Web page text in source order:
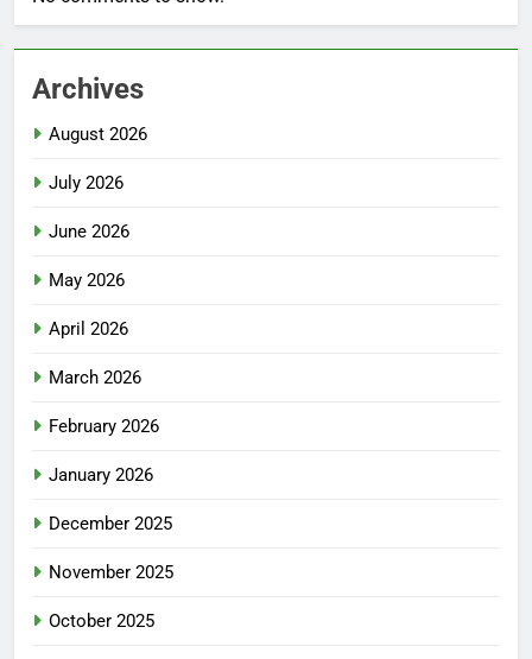
Archives
August 2026
July 2026
June 2026
May 2026
April 2026
March 2026
February 2026
January 2026
December 2025
November 2025
October 2025